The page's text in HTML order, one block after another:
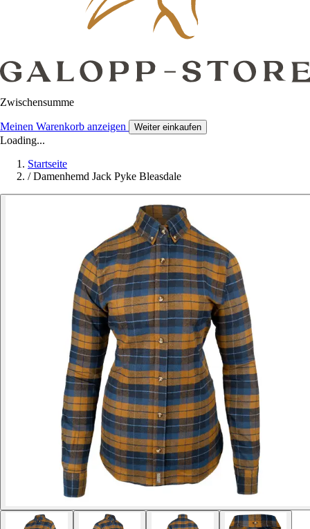
Zwischensumme
Meinen Warenkorb anzeigen Weiter einkaufen
Loading...
Startseite
/ Damenhemd Jack Pyke Bleasdale